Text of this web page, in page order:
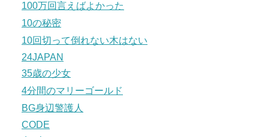
100万回言えばよかった
10の秘密
10回切って倒れない木はない
24JAPAN
35歳の少女
4分間のマリーゴールド
BG身辺警護人
CODE